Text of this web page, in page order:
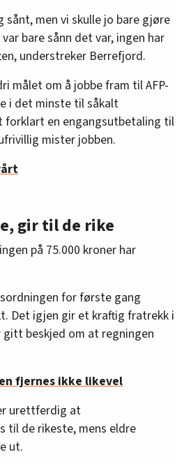
sånt, men vi skulle jo bare gjøre
bare sånn det var, ingen har
understreker Berrefjord.
målet om å jobbe fram til AFP-
i det minste til såkalt
forklart en engangsutbetaling til
mister jobben.
gir til de rike
på 75.000 kroner har
for første gang
Det igjen gir et kraftig fratrekk i
beskjed om at regningen
fjernes ikke likevel
urettferdig at
til de rikeste, mens eldre
ut.